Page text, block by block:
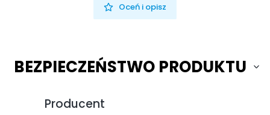
Oceń i opisz
BEZPIECZEŃSTWO PRODUKTU
Producent